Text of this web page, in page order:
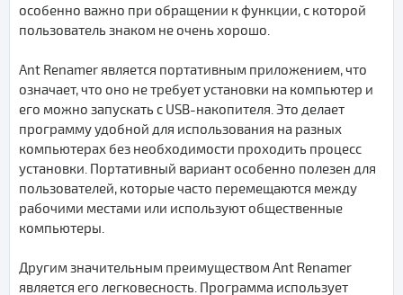
особенно важно при обращении к функции, с которой
пользователь знаком не очень хорошо.
Ant Renamer является портативным приложением, что
означает, что оно не требует установки на компьютер и
его можно запускать с USB-накопителя. Это делает
программу удобной для использования на разных
компьютерах без необходимости проходить процесс
установки. Портативный вариант особенно полезен для
пользователей, которые часто перемещаются между
рабочими местами или используют общественные
компьютеры.
Другим значительным преимуществом Ant Renamer
является его легковесность. Программа использует